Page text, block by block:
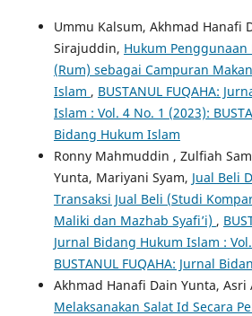
Ummu Kalsum, Akhmad Hanafi
Sirajuddin, Hukum Penggunaan
(Rum) sebagai Campuran
Islam , BUSTANUL FUQAHA:
Islam : Vol. 4 No. 1 (2023):
Bidang Hukum Islam
Ronny Mahmuddin , Zulfiah
Yunta, Mariyani Syam, Jual Beli
Transaksi Jual Beli (Studi
Maliki dan Mazhab Syafi’i) ,
Jurnal Bidang Hukum Islam :
BUSTANUL FUQAHA: Jurnal
Akhmad Hanafi Dain Yunta, Asri
Melaksanakan Salat Id Secara